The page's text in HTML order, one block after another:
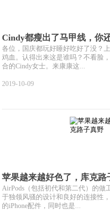
Cindy都瘦出了马甲线，你
各位，国庆都玩好睡好吃好了没？
鸡血。认得出来这是谁吗？不看脸
合的Cindy女士。来康康这...
2019-10-09
苹果越来越好色了，库克路
AirPods（包括初代和第二代）的做
于独领风骚的设计和良好的连接性
的iPhone配件，同时也是...